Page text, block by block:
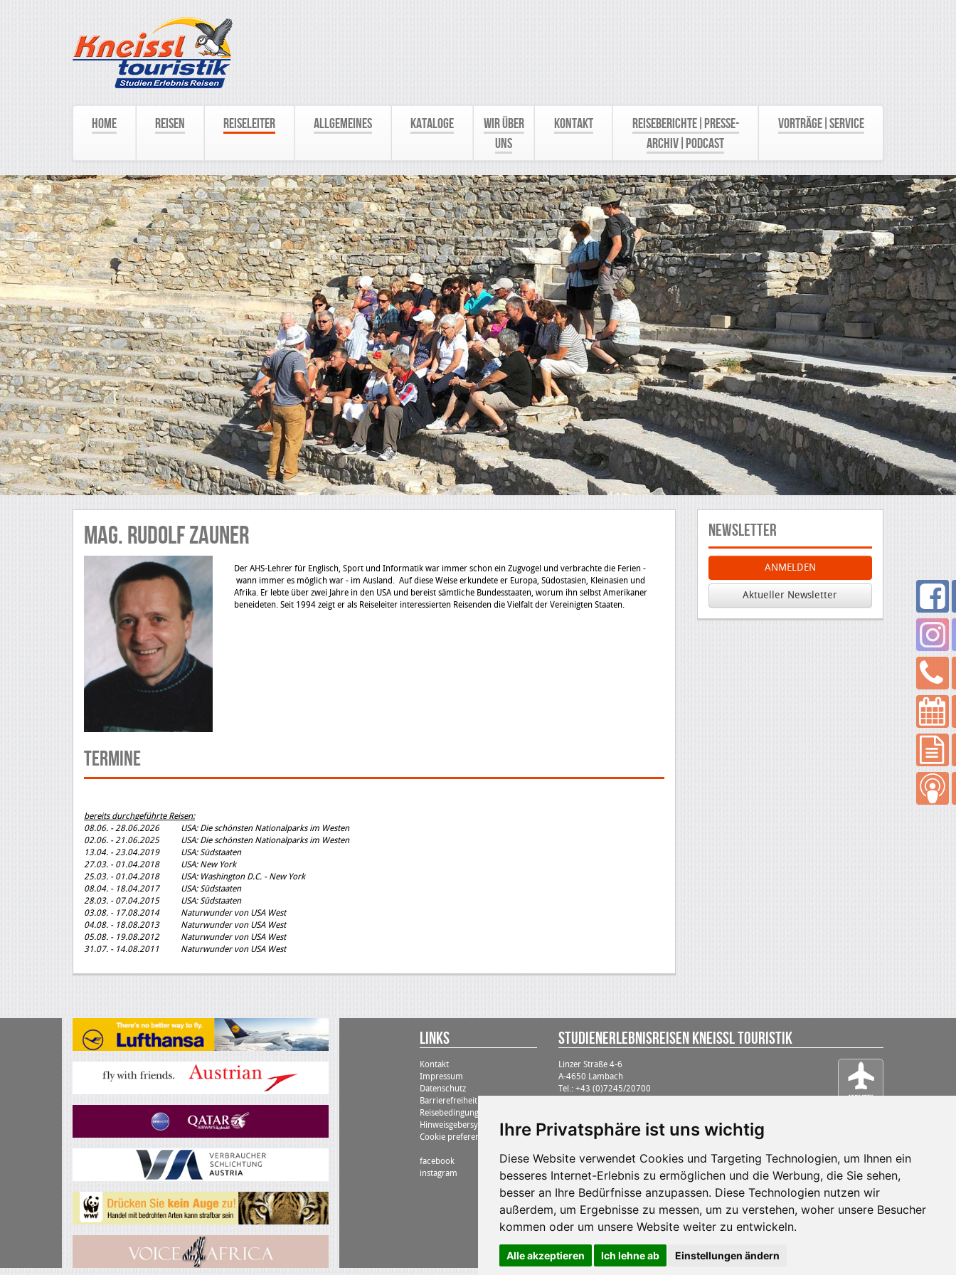
Ihre Privatsphäre ist uns wichtig
Diese Website verwendet Cookies und Targeting Technologien, um Ihnen ein
besseres Internet-Erlebnis zu ermöglichen und die Werbung, die Sie sehen,
besser an Ihre Bedürfnisse anzupassen. Diese Technologien nutzen wir
außerdem, um Ergebnisse zu messen, um zu verstehen, woher unsere Besucher
kommen oder um unsere Website weiter zu entwickeln.
Alle akzeptieren Ich lehne ab Einstellungen ändern
Home Reisen Reiseleiter Allgemeines Kataloge
Wir über
uns
Kontakt
Reiseberichte|Presse-
Archiv|Podcast
Vorträge|Service
Mag. Rudolf ZAUNER
Der AHS-Lehrer für Englisch, Sport und Informatik war immer schon ein Zugvogel und verbrachte die Ferien -
wann immer es möglich war - im Ausland. Auf diese Weise erkundete er Europa, Südostasien, Kleinasien und
Afrika. Er lebte über zwei Jahre in den USA und bereist sämtliche Bundesstaaten, worum ihn selbst Amerikaner
beneideten. Seit 1994 zeigt er als Reiseleiter interessierten Reisenden die Vielfalt der Vereinigten Staaten.
Termine
bereits durchgeführte Reisen:
08.06. - 28.06.2026 USA: Die schönsten Nationalparks im Westen
02.06. - 21.06.2025 USA: Die schönsten Nationalparks im Westen
13.04. - 23.04.2019 USA: Südstaaten
27.03. - 01.04.2018 USA: New York
25.03. - 01.04.2018 USA: Washington D.C. - New York
08.04. - 18.04.2017 USA: Südstaaten
28.03. - 07.04.2015 USA: Südstaaten
03.08. - 17.08.2014 Naturwunder von USA West
04.08. - 18.08.2013 Naturwunder von USA West
05.08. - 19.08.2012 Naturwunder von USA West
31.07. - 14.08.2011 Naturwunder von USA West
Newsletter
ANMELDEN
Aktueller Newsletter
Links
Kontakt
Impressum
Datenschutz
Barrierefreiheit
Reisebedingungen
Hinweisgebersystem
Cookie preferences
facebook
instagram
STUDIENErlebnisreisen Kneissl Touristik
Linzer Straße 4-6
A-4650 Lambach
Tel.: +43 (0)7245/20700